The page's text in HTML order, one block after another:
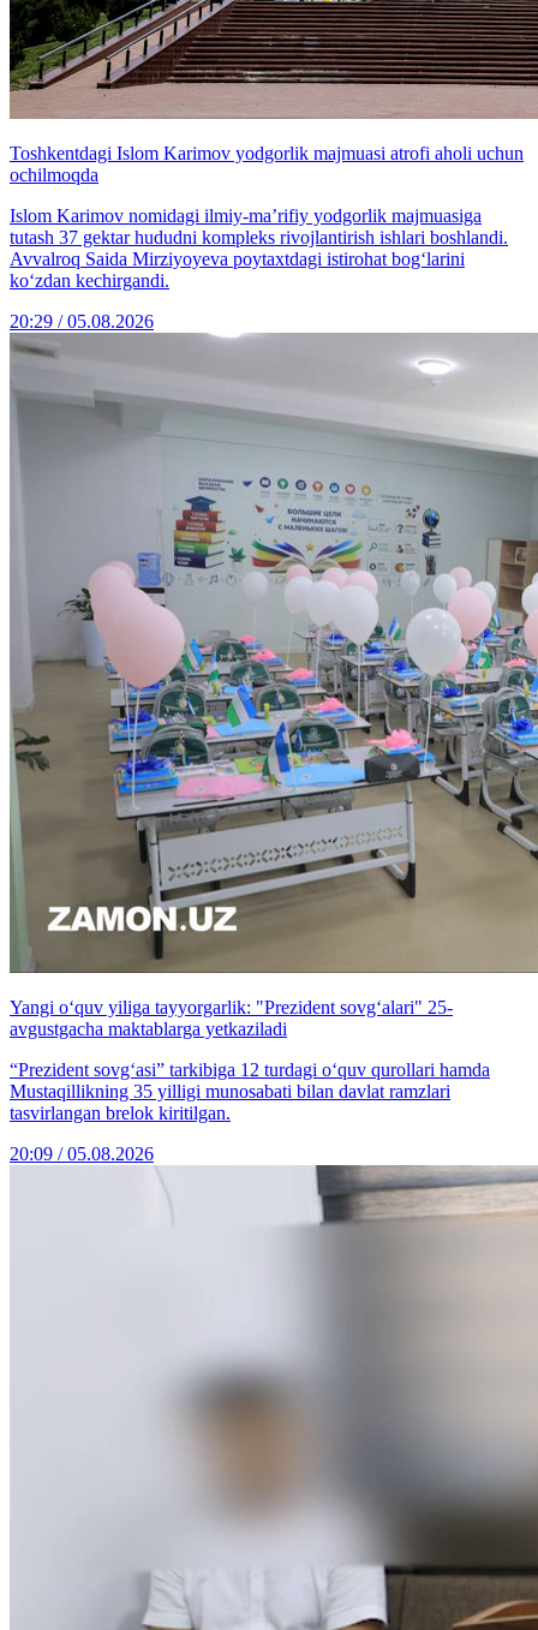
Toshkentdagi Islom Karimov yodgorlik majmuasi atrofi aholi uchun
ochilmoqda
Islom Karimov nomidagi ilmiy-ma’rifiy yodgorlik majmuasiga
tutash 37 gektar hududni kompleks rivojlantirish ishlari boshlandi.
Avvalroq Saida Mirziyoyeva poytaxtdagi istirohat bog‘larini
ko‘zdan kechirgandi.
20:29 / 05.08.2026
Yangi o‘quv yiliga tayyorgarlik: "Prezident sovg‘alari" 25-
avgustgacha maktablarga yetkaziladi
“Prezident sovg‘asi” tarkibiga 12 turdagi o‘quv qurollari hamda
Mustaqillikning 35 yilligi munosabati bilan davlat ramzlari
tasvirlangan brelok kiritilgan.
20:09 / 05.08.2026